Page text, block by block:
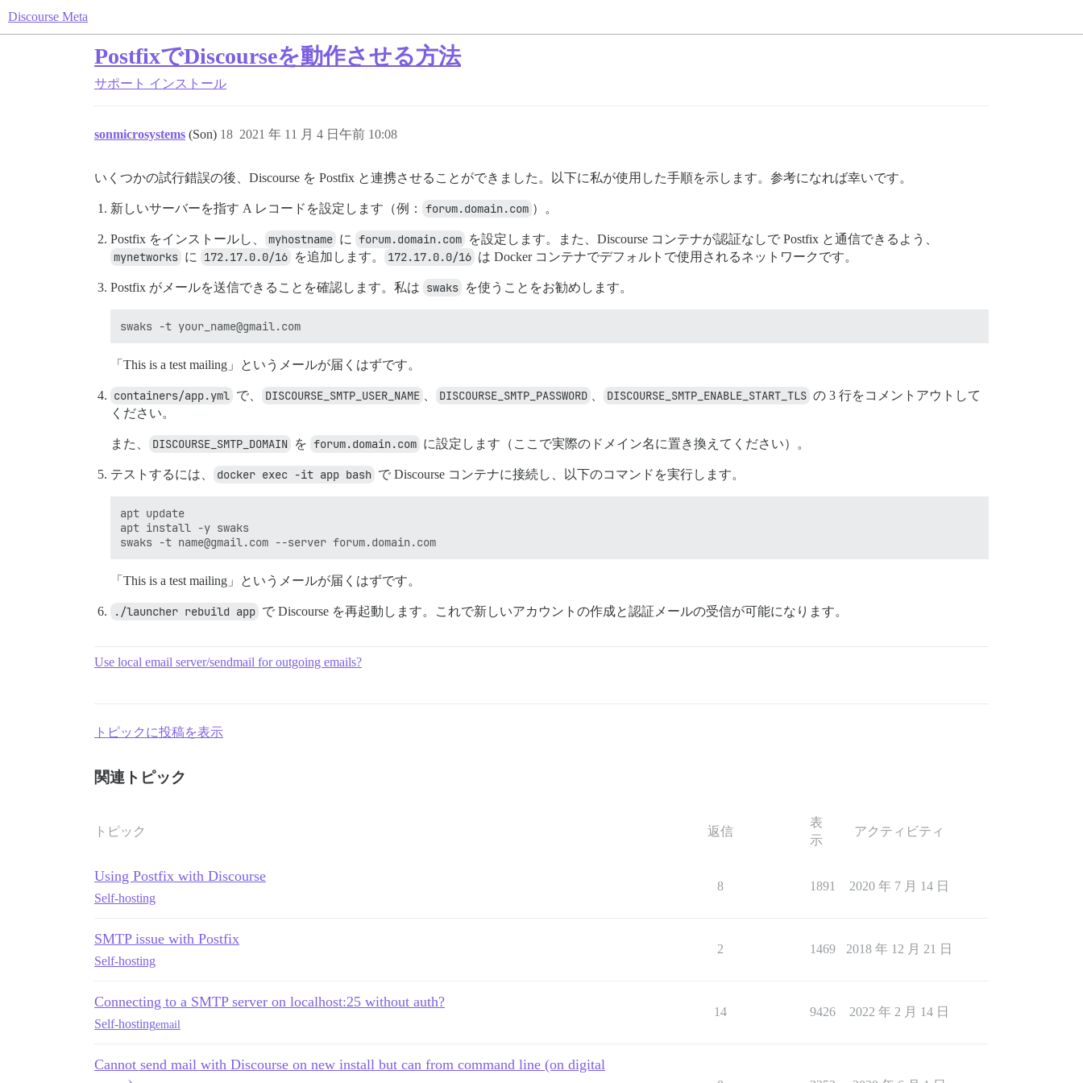
Discourse Meta
PostfixでDiscourseを動作させる方法
サポート インストール
sonmicrosystems (Son) 2021 年 11 月 4 日午前 10:08
18
いくつかの試行錯誤の後、Discourse を Postfix と連携させることができました。以下に私が使用した手順を示します。参考になれば幸いです。
新しいサーバーを指す A レコードを設定します（例： forum.domain.com ）。
Postfix をインストールし、 myhostname に forum.domain.com を設定します。また、Discourse コンテナが認証なしで Postfix と通信できるよう、
mynetworks に 172.17.0.0/16 を追加します。 172.17.0.0/16 は Docker コンテナでデフォルトで使用されるネットワークです。
Postfix がメールを送信できることを確認します。私は swaks を使うことをお勧めします。
「This is a test mailing」というメールが届くはずです。
containers/app.yml で、 DISCOURSE_SMTP_USER_NAME DISCOURSE_SMTP_PASSWORD DISCOURSE_SMTP_ENABLE_START_TLS の 3 行をコメントアウトして
ください。
また、 DISCOURSE_SMTP_DOMAIN を forum.domain.com に設定します（ここで実際のドメイン名に置き換えてください）。
テストするには、 docker exec -it app bash で Discourse コンテナに接続し、以下のコマンドを実行します。
apt update
apt install -y swaks
「This is a test mailing」というメールが届くはずです。
./launcher rebuild app で Discourse を再起動します。これで新しいアカウントの作成と認証メールの受信が可能になります。
Use local email server/sendmail for outgoing emails?
トピックに投稿を表示
関連トピック
トピック 返信
表
示
アクティビティ
Using Postfix with Discourse
Self-hosting
8 1891 2020 年 7 月 14 日
SMTP issue with Postfix
Self-hosting
2 1469 2018 年 12 月 21 日
Connecting to a SMTP server on localhost:25 without auth?
Self-hostingemail
14 9426 2022 年 2 月 14 日
Cannot send mail with Discourse on new install but can from command line (on digital